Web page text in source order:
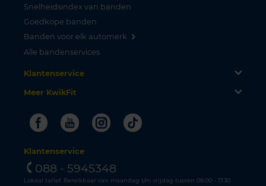
Snelheidsindex van banden
Goedkope banden
Banden voor elk automerk
Alle bandenservices
Klantenservice
Meer KwikFit
FacebookYoutubeInstagram
Tiktok
Klantenservice
088 - 5945348
Lokaal tarief. Bereikbaar van maandag t/m vrijdag tussen 08.00 - 17.30